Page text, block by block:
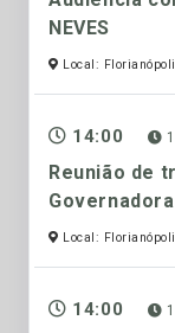
NEVES
Local:
14:00
Reunião de
Governadora
Local:
14:00